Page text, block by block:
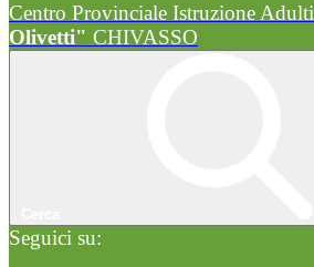
Centro Provinciale Istruzione Adulti
Olivetti" CHIVASSO
Seguici su: